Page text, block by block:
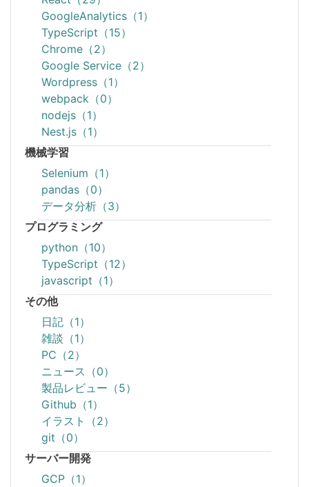
GoogleAnalytics（1）
TypeScript（15）
Chrome（2）
Google Service（2）
Wordpress（1）
webpack（0）
nodejs（1）
Nest.js（1）
機械学習
Selenium（1）
pandas（0）
データ分析（3）
プログラミング
python（10）
TypeScript（12）
javascript（1）
その他
日記（1）
雑談（1）
PC（2）
ニュース（0）
製品レビュー（5）
Github（1）
イラスト（2）
git（0）
サーバー開発
GCP（1）